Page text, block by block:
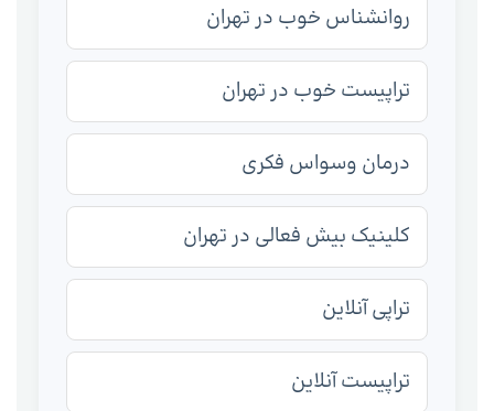
روانشناس خوب در تهران
تراپیست خوب در تهران
درمان وسواس فکری
کلینیک بیش فعالی در تهران
تراپی آنلاین
تراپیست آنلاین